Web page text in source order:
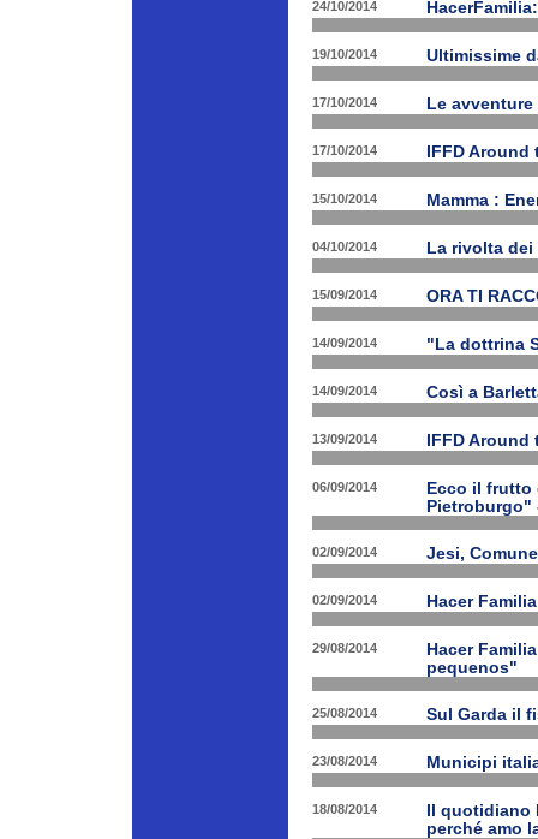
24/10/2014
19/10/2014 Ultimissime
17/10/2014 Le
17/10/2014 IFFD
15/10/2014 Mamma :
04/10/2014 La rivolta
15/09/2014 ORA TI
14/09/2014 "La dottrina
14/09/2014 Così a
13/09/2014 IFFD
06/09/2014
Ecco il frutto
Pietroburgo"
02/09/2014 Jesi,
02/09/2014 Hacer
29/08/2014
Hacer
pequenos"
25/08/2014 Sul Garda il
23/08/2014 Municipi
18/08/2014
Il
perché amo